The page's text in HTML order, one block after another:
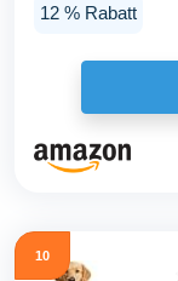
12 % Rabatt
10